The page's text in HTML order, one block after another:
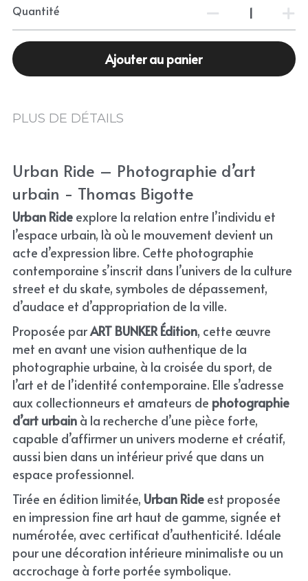
Quantité
Ajouter au panier
PLUS DE DÉTAILS
Urban Ride – Photographie d’art
urbain - Thomas Bigotte
Urban Ride explore la relation entre l’individu et
l’espace urbain, là où le mouvement devient un
acte d’expression libre. Cette photographie
contemporaine s’inscrit dans l’univers de la culture
street et du skate, symboles de dépassement,
d’audace et d’appropriation de la ville.
Proposée par ART BUNKER Édition, cette œuvre
met en avant une vision authentique de la
photographie urbaine, à la croisée du sport, de
l’art et de l’identité contemporaine. Elle s’adresse
aux collectionneurs et amateurs de photographie
d’art urbain à la recherche d’une pièce forte,
capable d’affirmer un univers moderne et créatif,
aussi bien dans un intérieur privé que dans un
espace professionnel.
Tirée en édition limitée, Urban Ride est proposée
en impression fine art haut de gamme, signée et
numérotée, avec certificat d’authenticité. Idéale
pour une décoration intérieure minimaliste ou un
accrochage à forte portée symbolique.